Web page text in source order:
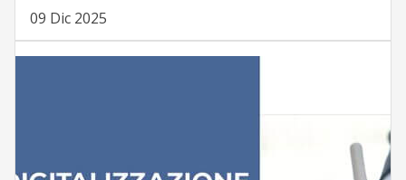
09 Dic 2025